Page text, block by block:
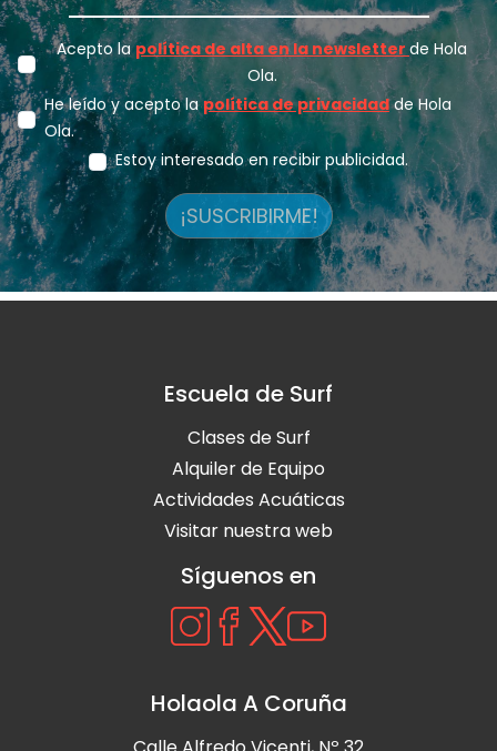
Acepto lapolítica de alta en la newsletter de Hola
Ola.
He leído y acepto lapolítica de privacidadde Hola
Ola.
Estoy interesado en recibir publicidad.
¡SUSCRIBIRME!
Escuela de Surf
Clases de Surf
Alquiler de Equipo
Actividades Acuáticas
Visitar nuestra web
Síguenos en
Holaola A Coruña